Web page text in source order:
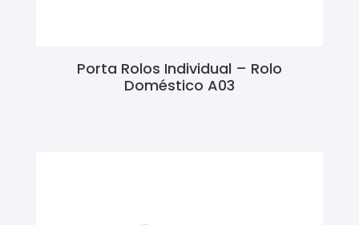
Porta Rolos Individual – Rolo
Doméstico A03